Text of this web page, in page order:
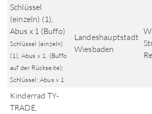
Schlüssel
(einzeln) (1),
Abus x 1 (Buffo)
Schlüssel (einzeln)
(1), Abus x 1, (Buffo
auf der Rückseite);
Schlüssel: Abus x 1
Landeshauptstadt
Wiesbaden
Kinderrad TY-
TRADE,